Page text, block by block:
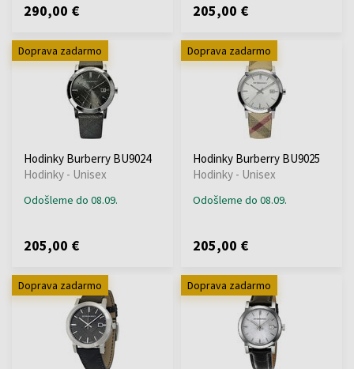
290,00 € 205,00 €
Doprava zadarmo
Hodinky Burberry BU9024
Hodinky - Unisex
Odošleme do 08.09.
205,00 €
Doprava zadarmo
Hodinky Burberry BU9025
Hodinky - Unisex
Odošleme do 08.09.
205,00 €
Doprava zadarmo Doprava zadarmo